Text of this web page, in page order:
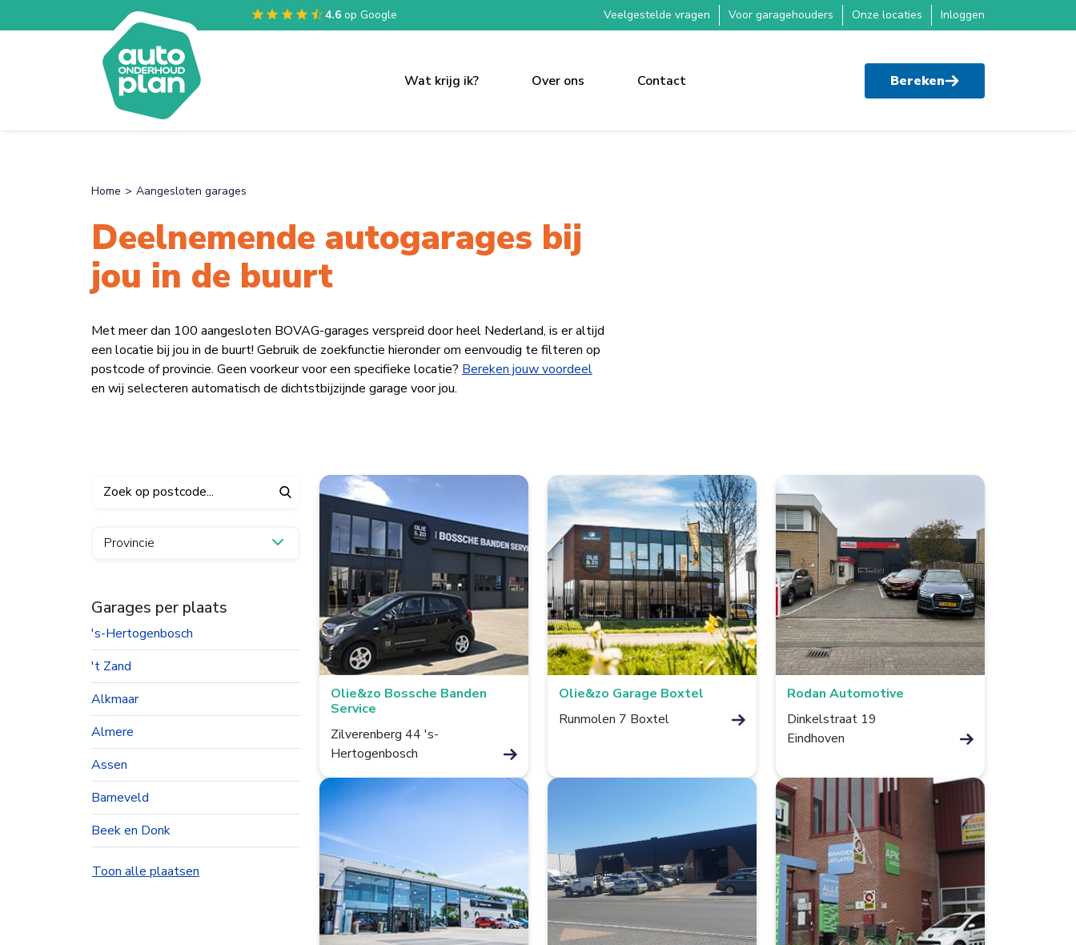
4.6 op Google Veelgestelde vragen Voor garagehouders Onze locaties Inloggen
Wat krijg ik? Over ons Contact Bereken
Home Aangesloten garages
Deelnemende autogarages bij
jou in de buurt
Met meer dan 100 aangesloten BOVAG-garages verspreid door heel Nederland, is er altijd
een locatie bij jou in de buurt! Gebruik de zoekfunctie hieronder om eenvoudig te filteren op
postcode of provincie. Geen voorkeur voor een specifieke locatie? Bereken jouw voordeel
en wij selecteren automatisch de dichtstbijzijnde garage voor jou.
Provincie
Garages per plaats
's-Hertogenbosch
't Zand
Alkmaar
Almere
Assen
Barneveld
Beek en Donk
Beesd
Toon alle plaatsen
Olie&zo Bossche Banden
Service
Zilverenberg 44 's-
Hertogenbosch
Olie&zo Garage Boxtel
Runmolen 7 Boxtel
Rodan Automotive
Dinkelstraat 19
Eindhoven